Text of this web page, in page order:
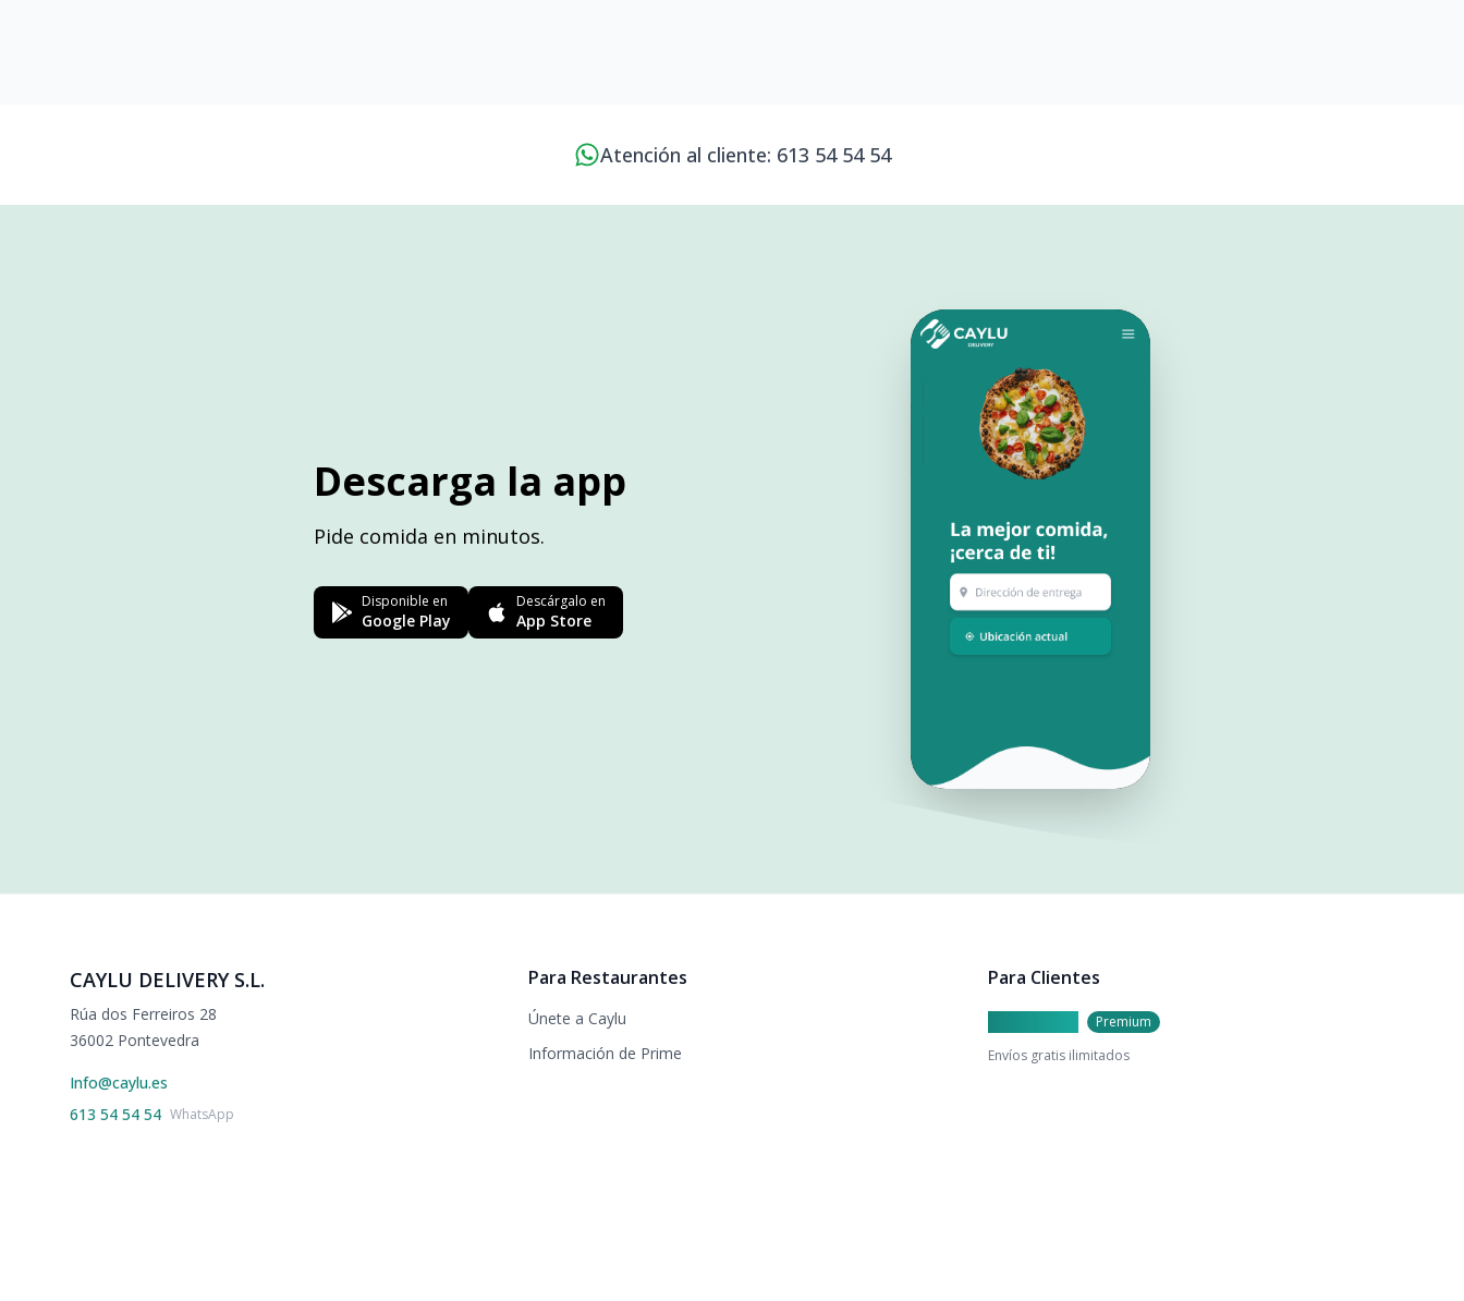
Atención al cliente: 613 54 54 54
Descarga la app
Pide comida en minutos.
Disponible en
Google Play
Descárgalo en
App Store
CAYLU DELIVERY S.L.
Rúa dos Ferreiros 28
36002 Pontevedra
Info@caylu.es
613 54 54 54 WhatsApp
Para Restaurantes
Únete a Caylu
Información de Prime
Para Clientes
Premium
Envíos gratis ilimitados